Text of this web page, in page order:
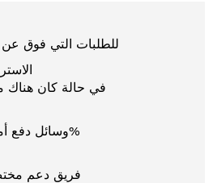
للطلبات التي فوق عن 50 ريال سعودي
في حالة كان هناك
وسائل دفع أمنه ومعتمدة 100%
فريق دعم